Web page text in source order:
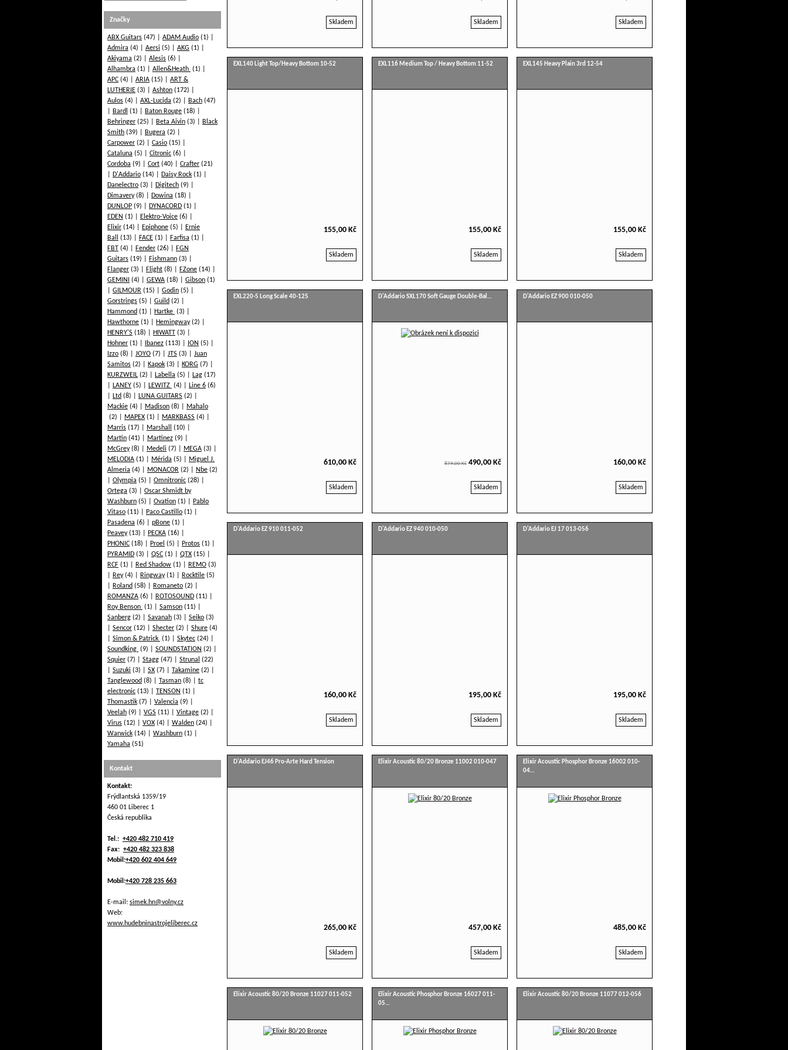
Skladem Skladem Skladem
EXL140 Light Top/Heavy Bottom 10-52
155,00 Kč
Skladem
EXL116 Medium Top / Heavy Bottom 11-52
155,00 Kč
Skladem
EXL145 Heavy Plain 3rd 12-54
155,00 Kč
Skladem
EXL220-5 Long Scale 40-125
610,00 Kč
Skladem
D'Addario SXL170 Soft Gauge Double-Bal…
879,00 Kč 490,00 Kč
Skladem
D'Addario EZ 900 010-050
160,00 Kč
Skladem
D'Addario EZ 910 011-052
160,00 Kč
Skladem
D'Addario EZ 940 010-050
195,00 Kč
Skladem
D'Addario EJ 17 013-056
195,00 Kč
Skladem
D'Addario EJ46 Pro-Arte Hard Tension
265,00 Kč
Skladem
Elixir Acoustic 80/20 Bronze 11002 010-047
457,00 Kč
Skladem
Elixir Acoustic Phosphor Bronze 16002 010-
04…
485,00 Kč
Skladem
Elixir Acoustic 80/20 Bronze 11027 011-052
Elixir Acoustic Phosphor Bronze 16027 011-
05…
Elixir Acoustic 80/20 Bronze 11077 012-056
Značky
ABX Guitars (47) ADAM Audio (1)
Admira (4) Aersi (5) AKG (1)
Akiyama (2) Alesis (6)
Alhambra (1) Allen&Heath (1)
APC (4) ARIA (15)
ART &
LUTHERIE (3) Ashton (172)
Aulos (4) AXL-Lucida (2) Bach (47)
Bardl (1) Baton Rouge (18)
Behringer (25) Beta Aivin (3)
Black
Smith (39) Bugera (2)
Carpower (2) Casio (15)
Cataluna (5) Citronic (6)
Cordoba (9) Cort (40) Crafter (21)
D'Addario (14) Daisy Rock (1)
Danelectro (3) Digitech (9)
Dimavery(8) Dowina (18)
DUNLOP (9) DYNACORD (1)
EDEN (1) Elektro-Voice (6)
Elixir (14) Epiphone (5)
Ernie
Ball
(13) FACE (1) Farfisa (1)
FBT (4) Fender (26)
FGN
Guitars (19) Fishmann (3)
Flanger (3) Flight (8) FZone (14)
GEMINI
(4) GEWA (18) Gibson (1)
GILMOUR (15) Godin (5)
Gorstrings (5) Guild (2)
Hammond (1) Hartke (3)
Hawthorne (1) Hemingway(2)
HENRY'S (18) HIWATT (3)
Hohner (1) Ibanez (113) ION (5)
Izzo (8) JOYO (7) JTS (3)
Juan
Samitos (2) Kapok (3) KORG (7)
KURZWEIL (2) Labella (5) Lag (17)
LANEY (5) LEWITZ (4) Line 6 (6)
Ltd (8) LUNA GUITARS (2)
Mackie (4) Madison (8)
Mahalo
(2)
MAPEX (1) MARKBASS (4)
Marris (17) Marshall
(10)
Martin (41) Martinez (9)
McGrey(8) Medeli (7) MEGA (3)
MELODIA (1) Mérida (5)
Miguel J.
Almeria (4) MONACOR (2) Nbe (2)
Olympia (5) Omnitronic (28)
Ortega (3)
Oscar Shmidt by
Washburn (5) Ovation (1)
Pablo
Vitaso (11) Paco Castillo (1)
Pasadena (6) pBone (1)
Peavey(13) PECKA (16)
PHONIC (18) Proel (5) Protos (1)
PYRAMID (3) QSC (1) QTX (15)
RCF (1) Red Shadow (1) REMO (3)
Rey(4) Ringway(1) Rocktile (5)
Roland (58) Romaneto (2)
ROMANZA (6) ROTOSOUND (11)
Roy Benson (1) Samson (11)
Sanberg (2) Savanah (3) Seiko (3)
Sencor (12) Shecter (2) Shure (4)
Simon & Patrick (1) Skytec (24)
Soundking (9) SOUNDSTATION (2)
Squier (7) Stagg (47) Strunal (22)
Suzuki (3) SX (7) Takamine (2)
Tanglewood (8) Tasman (8)
tc
electronic (13) TENSON (1)
Thomastik (7) Valencia (9)
Veelah (9) VGS (11) Vintage (2)
Virus (12) VOX (4) Walden (24)
Warwick (14) Washburn (1)
Yamaha (51)
Kontakt
Kontakt:
Frýdlantská 1359/19
460 01 Liberec 1
Česká republika
Tel.: +420 482 710 419
Fax: +420 482 323 838
Mobil:+420 602 404 649
Mobil:+420 728 235 663
E-mail: simek.hn@volny.cz
Web:
www.hudebninastrojeliberec.cz